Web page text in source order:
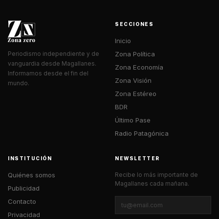
Periodismo independiente y de
vanguardia desde Magallanes.
Informamos desde el fin del
mundo.
SECCIONES
Inicio
Zona Política
Zona Economía
Zona Visión
Zona Estéreo
BDR
Último Pase
Radio Patagónica
INSTITUCIÓN
Quiénes somos
Publicidad
Contacto
Privacidad
NEWSLETTER
Recibe lo más importante de
Magallanes cada mañana.